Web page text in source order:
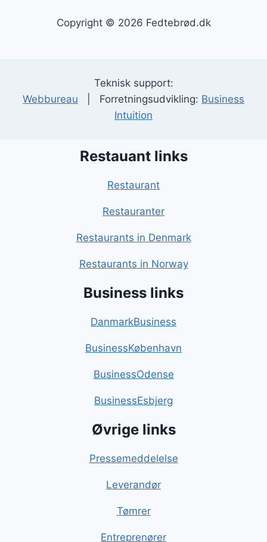
Copyright © 2026 Fedtebrød.dk
Teknisk support:
Webbureau | Forretningsudvikling: Business
Intuition
Restauant links
Restaurant
Restauranter
Restaurants in Denmark
Restaurants in Norway
Business links
DanmarkBusiness
BusinessKøbenhavn
BusinessOdense
BusinessEsbjerg
Øvrige links
Pressemeddelelse
Leverandør
Tømrer
Entreprenører